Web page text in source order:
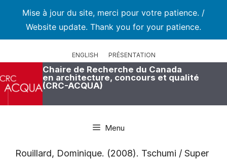
Mise à jour du site, merci pour votre patience. /
Website update. Thank you for your patience.
ENGLISH PRÉSENTATION
Chaire de Recherche du Canada
en architecture, concours et qualité
(CRC-ACQUA)
Menu
Rouillard, Dominique. (2008). Tschumi / Super